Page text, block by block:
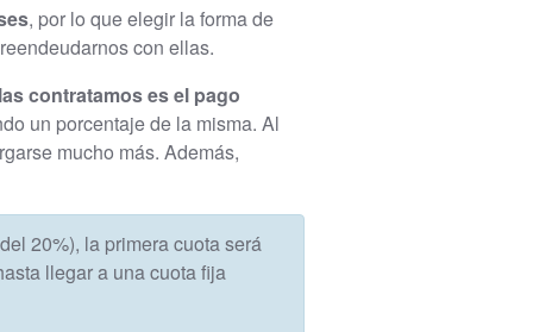
, por lo que elegir la forma de
con ellas.
contratamos es el pago
un porcentaje de la misma. Al
mucho más. Además,
20%), la primera cuota será
llegar a una cuota fija